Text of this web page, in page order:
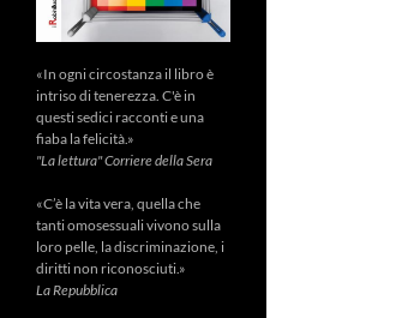
«In ogni circostanza il libro è
intriso di tenerezza. C'è in
questi sedici racconti e una
fiaba la felicità.»
"La lettura" Corriere della Sera
«C’è la vita vera, quella che
tanti omosessuali vivono sulla
loro pelle, la discriminazione, i
diritti non riconosciuti.»
La Repubblica